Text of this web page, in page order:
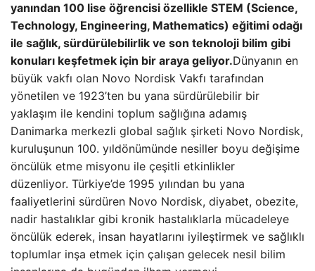
yanından 100 lise öğrencisi özellikle STEM (Science,
Technology, Engineering, Mathematics) eğitimi odağı
ile sağlık, sürdürülebilirlik ve son teknoloji bilim gibi
konuları keşfetmek için bir araya geliyor.Dünyanın en
büyük vakfı olan Novo Nordisk Vakfı tarafından
yönetilen ve 1923’ten bu yana sürdürülebilir bir
yaklaşım ile kendini toplum sağlığına adamış
Danimarka merkezli global sağlık şirketi Novo Nordisk,
kuruluşunun 100. yıldönümünde nesiller boyu değişime
öncülük etme misyonu ile çeşitli etkinlikler
düzenliyor. Türkiye’de 1995 yılından bu yana
faaliyetlerini sürdüren Novo Nordisk, diyabet, obezite,
nadir hastalıklar gibi kronik hastalıklarla mücadeleye
öncülük ederek, insan hayatlarını iyileştirmek ve sağlıklı
toplumlar inşa etmek için çalışan gelecek nesil bilim